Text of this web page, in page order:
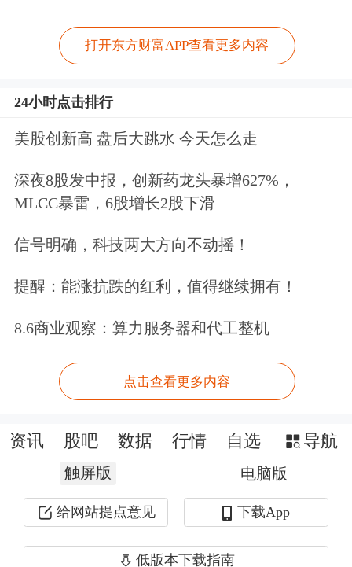
打开东方财富APP查看更多内容
24小时点击排行
美股创新高 盘后大跳水 今天怎么走
深夜8股发中报，创新药龙头暴增627%，
MLCC暴雷，6股增长2股下滑
信号明确，科技两大方向不动摇！
提醒：能涨抗跌的红利，值得继续拥有！
8.6商业观察：算力服务器和代工整机
点击查看更多内容
资讯 股吧 数据 行情 自选 导航
触屏版 电脑版
给网站提点意见 下载App
低版本下载指南